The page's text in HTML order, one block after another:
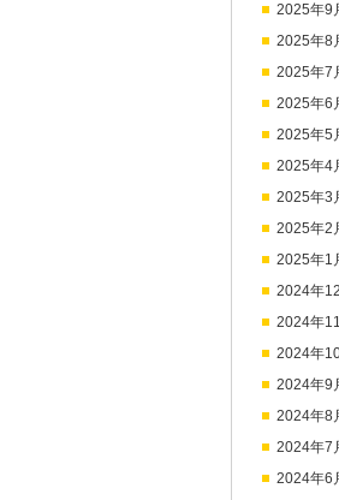
2025年9
2025年8
2025年7
2025年6
2025年5
2025年4
2025年3
2025年2
2025年1
2024年
2024年
2024年
2024年9
2024年8
2024年7
2024年6